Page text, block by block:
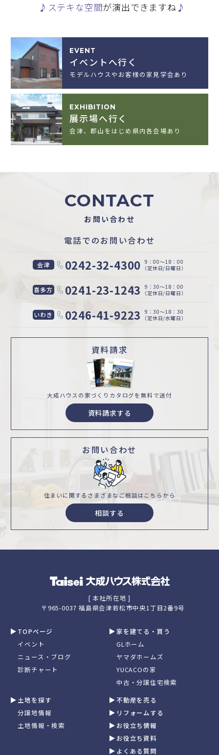
♪ステキな空間が演出できますね ♪
EVENT
イベントへ行く
モデルハウスやお客様の家見学会あり
EXHIBITION
展示場へ行く
会津、郡山をはじめ県内各会場あり
CONTACT
お問い合わせ
電話でのお問い合わせ
会津 0242-32-4300 9：00〜18：00
（定休日/日曜日）
喜多方 0241-23-1243
9：30〜18：00
（定休日/日曜日）
いわき 0246-41-9223
9：30〜18：30
（定休日/水曜日）
資料請求
大成ハウスの家づくり カタログを無料で送付
資料請求する
お問い合わせ
住まいに関するさまざまな ご相談はこちらから
相談する
[ 本社所在地 ]
〒965-0037 福島県会津若松市中央1丁目2番9号
TOPページ
イベント
ニュース・ブログ
診断チャート
家を建てる・買う
GLホーム
ヤマダホームズ
YUCACOの家
中古・分譲住宅検索
土地を探す
分譲地情報
土地情報・検索
不動産を売る
リフォームする
お役立ち情報
お役立ち資料
よくある質問